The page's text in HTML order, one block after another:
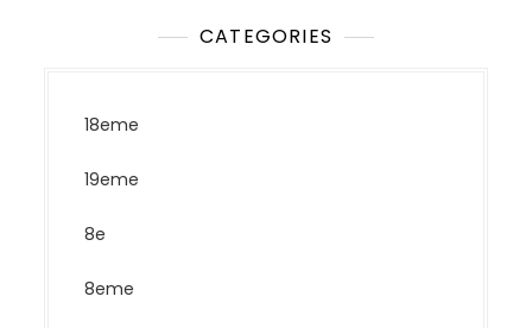
CATEGORIES
18eme
19eme
8e
8eme